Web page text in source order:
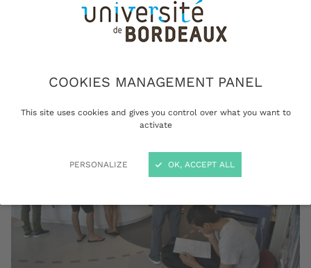
COOKIES MANAGEMENT PANEL
This site uses cookies and gives you control over what you want to
activate
PERSONALIZE OK, ACCEPT ALL
l'inscription à l'université, c'est celle du
financement des études qui se pose. Des
accompagne.